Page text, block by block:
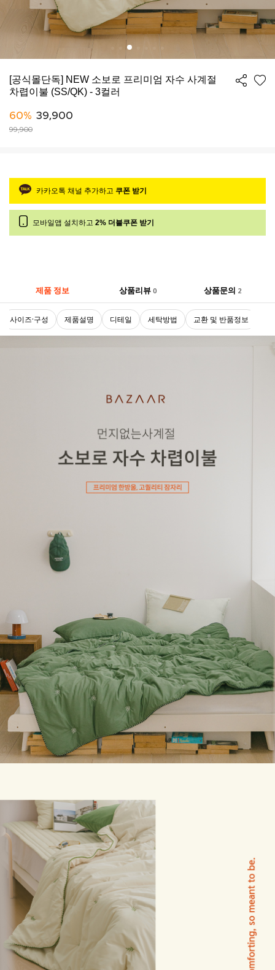
[공식몰단독] NEW 소보로 프리미엄 자수 사계절
차렵이불 (SS/QK) - 3컬러
60% 39,900
99,900
카카오톡 채널 추가하고 쿠폰 받기
모바일앱 설치하고 2% 더블쿠폰 받기
제품 정보 상품리뷰 0 상품문의 2
사이즈·구성 제품설명 디테일 세탁방법 교환 및 반품정보